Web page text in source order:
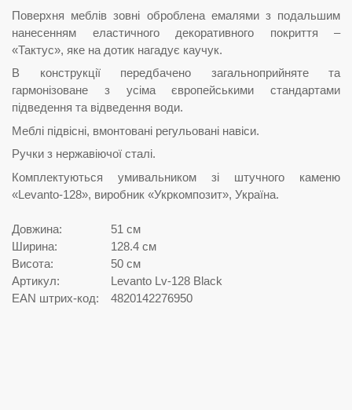
Поверхня меблів зовні оброблена емалями з подальшим
нанесенням еластичного декоративного покриття –
«Тактус», яке на дотик нагадує каучук.
В конструкції передбачено загальноприйняте та
гармонізоване з усіма європейськими стандартами
підведення та відведення води.
Меблі підвісні, вмонтовані регульовані навіси.
Ручки з нержавіючої сталі.
Комплектуються умивальником зі штучного каменю
«Levanto-128», виробник «Укркомпозит», Україна.
Довжина:
51 см
Ширина:
128.4 см
Висота:
50 см
Артикул:
Levanto Lv-128 Black
EAN штрих-код:
4820142276950